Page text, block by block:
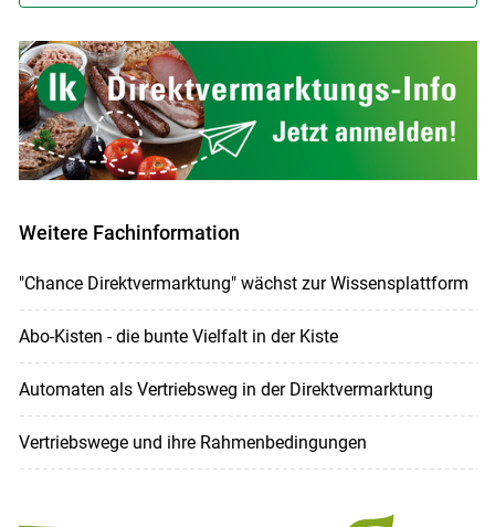
Weitere Fachinformation
"Chance Direktvermarktung" wächst zur Wissensplattform
Abo-Kisten - die bunte Vielfalt in der Kiste
Automaten als Vertriebsweg in der Direktvermarktung
Vertriebswege und ihre Rahmenbedingungen